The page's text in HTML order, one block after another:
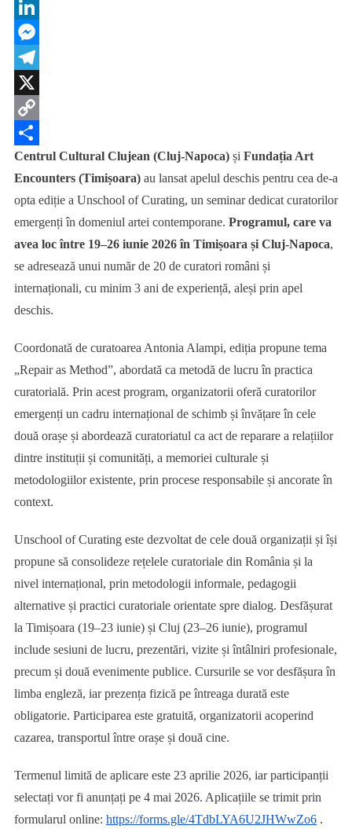
WhatsApp
LinkedIn
Messenger
Telegram
X
Copy
Link
Partajează
Centrul Cultural Clujean (Cluj-Napoca)și Fundația Art
Encounters (Timișoara)au lansat apelul deschis pentru cea de-a
opta ediție a Unschool of Curating, un seminar dedicat curatorilor
emergenți în domeniul artei contemporane. Programul, care va
avea loc între 19–26 iunie 2026 în Timișoara și Cluj-Napoca,
se adresează unui număr de 20 de curatori români și
internaționali, cu minim 3 ani de experiență, aleși prin apel
deschis.
Coordonată de curatoarea Antonia Alampi, ediția propune tema
„Repair as Method”, abordată ca metodă de lucru în practica
curatorială. Prin acest program, organizatorii oferă curatorilor
emergenți un cadru internațional de schimb și învățare în cele
două orașe și abordează curatoriatul ca act de reparare a relațiilor
dintre instituții și comunități, a memoriei culturale și
metodologiilor existente, prin procese responsabile și ancorate în
context.
Unschool of Curating este dezvoltat de cele două organizații și își
propune să consolideze rețelele curatoriale din România și la
nivel internațional, prin metodologii informale, pedagogii
alternative și practici curatoriale orientate spre dialog. Desfășurat
la Timișoara (19–23 iunie) și Cluj (23–26 iunie), programul
include sesiuni de lucru, prezentări, vizite și întâlniri profesionale,
precum și două evenimente publice. Cursurile se vor desfășura în
limba engleză, iar prezența fizică pe întreaga durată este
obligatorie. Participarea este gratuită, organizatorii acoperind
cazarea, transportul între orașe și două cine.
Termenul limită de aplicare este 23 aprilie 2026, iar participanții
selectați vor fi anunțați pe 4 mai 2026. Aplicațiile se trimit prin
formularul online: https://forms.gle/4TdbLYA6U2JHWwZo6.